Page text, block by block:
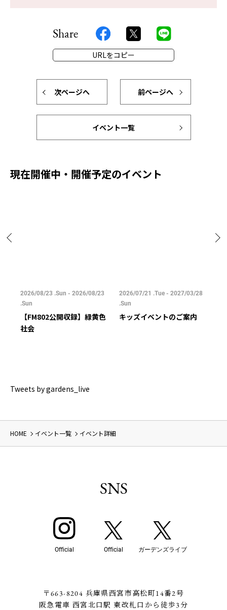
Share
URLをコピー
次ページへ 前ページへ
イベント一覧
現在開催中・開催予定のイベント
2026/08/23 .Sun - 2026/08/23
.Sun
【FM802公開収録】緑黄色
社会
2026/07/21 .Tue - 2027/03/28
.Sun
キッズイベントのご案内
Tweets by gardens_live
HOME イベント一覧 イベント詳細
SNS
Official Official ガーデンズライブ
〒663-8204 兵庫県西宮市高松町14番2号
阪急電車 西宮北口駅 東改札口から徒歩3分